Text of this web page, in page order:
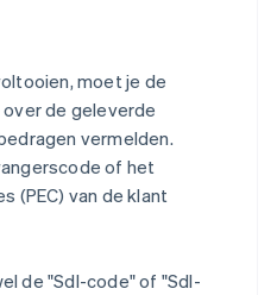
moet je de
de geleverde
vermelden.
of het
(PEC) van de klant
de "SdI-code" of "SdI-